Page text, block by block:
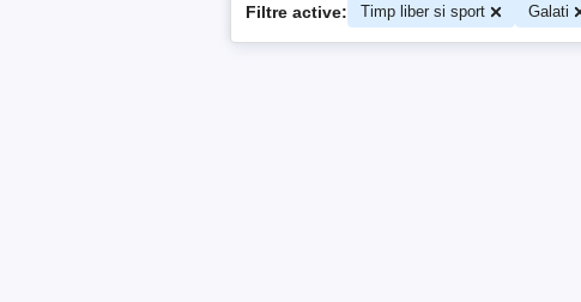
Filtre active: Timp liber si sport Galati